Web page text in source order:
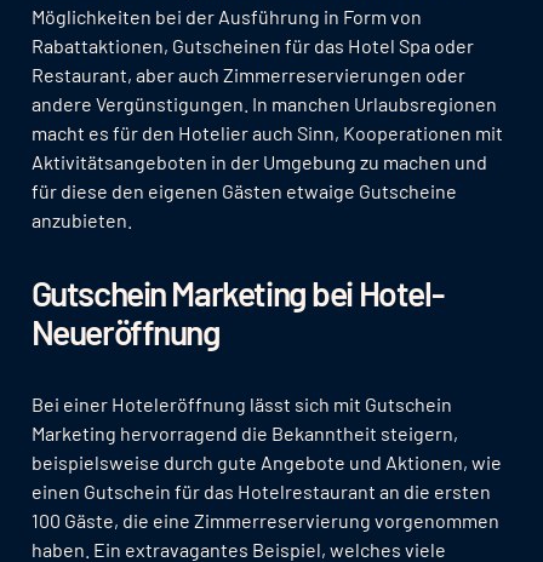
Möglichkeiten bei der Ausführung in Form von
Rabattaktionen, Gutscheinen für das Hotel Spa oder
Restaurant, aber auch Zimmerreservierungen oder
andere Vergünstigungen. In manchen Urlaubsregionen
macht es für den Hotelier auch Sinn, Kooperationen mit
Aktivitätsangeboten in der Umgebung zu machen und
für diese den eigenen Gästen etwaige Gutscheine
anzubieten.
Gutschein Marketing bei Hotel-
Neueröffnung
Bei einer Hoteleröffnung lässt sich mit Gutschein
Marketing hervorragend die Bekanntheit steigern,
beispielsweise durch gute Angebote und Aktionen, wie
einen Gutschein für das Hotelrestaurant an die ersten
100 Gäste, die eine Zimmerreservierung vorgenommen
haben. Ein extravagantes Beispiel, welches viele